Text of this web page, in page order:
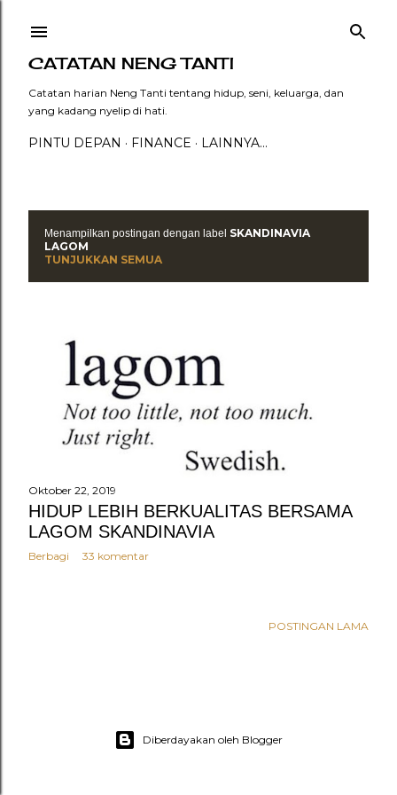
CATATAN NENG TANTI
Catatan harian Neng Tanti tentang hidup, seni, keluarga, dan
yang kadang nyelip di hati.
PINTU DEPAN FINANCE LAINNYA…
P
o
n
Menampilkan postingan dengan label SKANDINAVIA
LAGOM
TUNJUKKAN SEMUA
Oktober 22, 2019
HIDUP LEBIH BERKUALITAS BERSAMA
LAGOM SKANDINAVIA
Berbagi 33 komentar
POSTINGAN LAMA
Diberdayakan oleh Blogger